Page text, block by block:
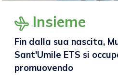
Insieme
Fin dalla sua nascita,
Sant'Umile ETS si
promuovendo